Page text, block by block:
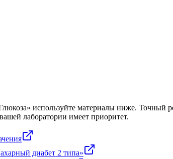
» используйте материалы ниже. Точный
лаборатории имеет приоритет.
диабет 2 типа»